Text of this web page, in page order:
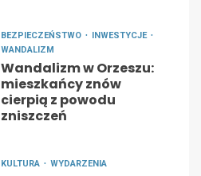
BEZPIECZEŃSTWO
INWESTYCJE
WANDALIZM
Wandalizm w Orzeszu:
mieszkańcy znów
cierpią z powodu
zniszczeń
KULTURA WYDARZENIA